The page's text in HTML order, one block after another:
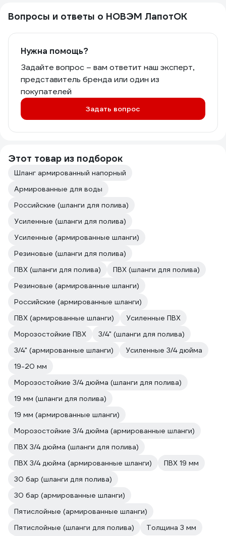
Вопросы и ответы о НОВЭМ ЛапотОК
Нужна помощь?
Задайте вопрос – вам ответит наш эксперт,
представитель бренда или один из
покупателей
Задать вопрос
Этот товар из подборок
Шланг армированный напорный
Армированные для воды
Российские (шланги для полива)
Усиленные (шланги для полива)
Усиленные (армированные шланги)
Резиновые (шланги для полива)
ПВХ (шланги для полива)
ПВХ (шланги для полива)
Резиновые (армированные шланги)
Российские (армированные шланги)
ПВХ (армированные шланги)
Усиленные ПВХ
Морозостойкие ПВХ
3/4" (шланги для полива)
3/4" (армированные шланги)
Усиленные 3/4 дюйма
19-20 мм
Морозостойкие 3/4 дюйма (шланги для полива)
19 мм (шланги для полива)
19 мм (армированные шланги)
Морозостойкие 3/4 дюйма (армированные шланги)
ПВХ 3/4 дюйма (шланги для полива)
ПВХ 3/4 дюйма (армированные шланги)
ПВХ 19 мм
30 бар (шланги для полива)
30 бар (армированные шланги)
Пятислойные (армированные шланги)
Пятислойные (шланги для полива)
Толщина 3 мм